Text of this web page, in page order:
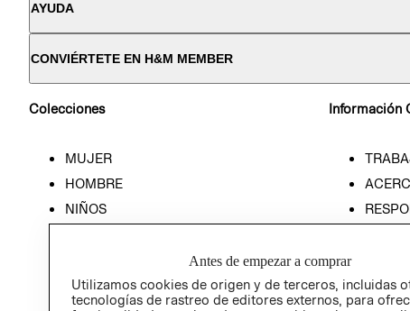
AYUDA
CONVIÉRTETE EN H&M MEMBER
Colecciones
MUJER
HOMBRE
NIÑOS
Información
Antes de empezar a comprar
Utilizamos cookies de origen y de terceros, incluidas
tecnologías de rastreo de editores externos, para